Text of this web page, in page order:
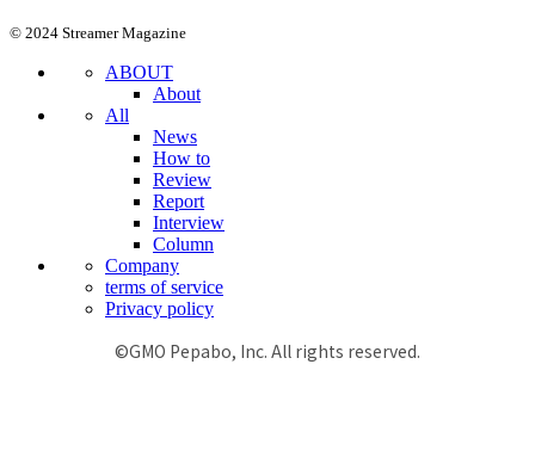
© 2024 Streamer Magazine
ABOUT
About
All
News
How to
Review
Report
Interview
Column
Company
terms of service
Privacy policy
©GMO Pepabo, Inc. All rights reserved.